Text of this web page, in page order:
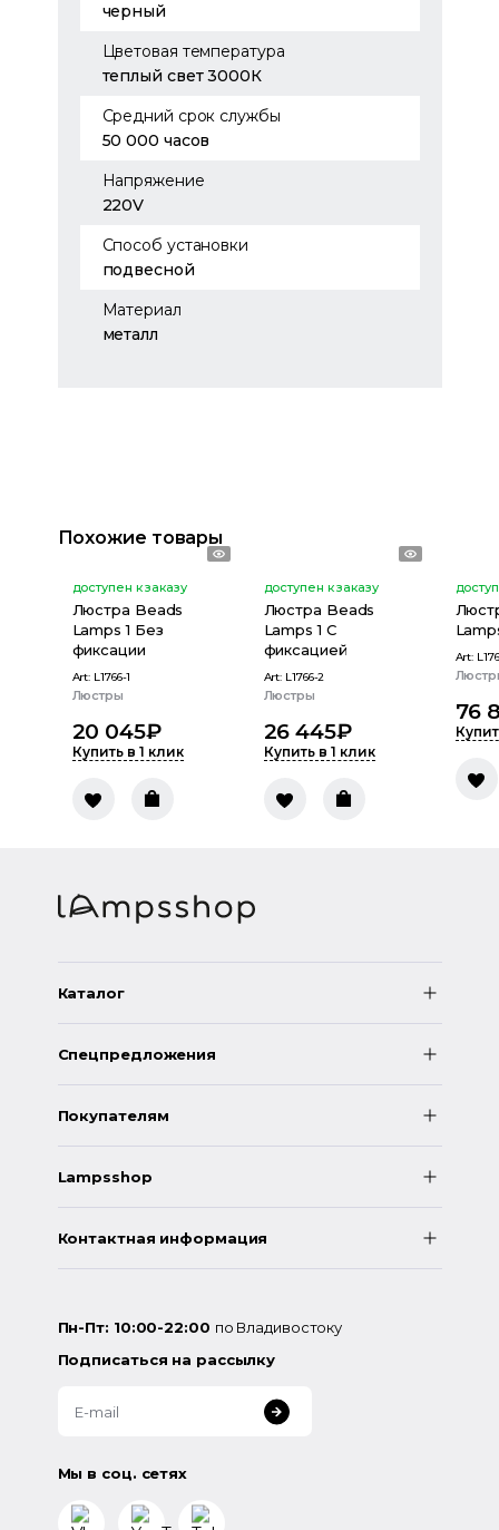
черный
Цветовая температура
теплый свет 3000К
Средний срок службы
50 000 часов
Напряжение
220V
Способ установки
подвесной
Материал
металл
Похожие товары
доступен к заказу
Люстра Beads
Lamps 1 Без
фиксации
Art: L1766-1
Люстры
20 045₽
Купить в 1 клик
доступен к заказу
Люстра Beads
Lamps 1 С
фиксацией
Art: L1766-2
Люстры
26 445₽
Купить в 1 клик
Art:
76
Каталог
Спецпредложения
Покупателям
Lampsshop
Контактная информация
Пн-Пт: 10:00-22:00 по Владивостоку
Подписаться на рассылку
Мы в соц. сетях